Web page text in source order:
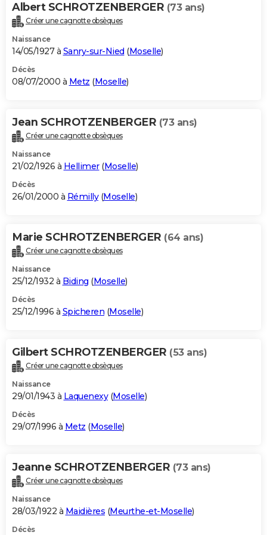
Albert SCHROTZENBERGER (73 ans)
Créer une cagnotte obsèques
Naissance
14/05/1927 à Sanry-sur-Nied (Moselle)
Décès
08/07/2000 à Metz (Moselle)
Jean SCHROTZENBERGER (73 ans)
Créer une cagnotte obsèques
Naissance
21/02/1926 à Hellimer(Moselle)
Décès
26/01/2000 à Rémilly(Moselle)
Marie SCHROTZENBERGER (64 ans)
Créer une cagnotte obsèques
Naissance
25/12/1932 à Biding (Moselle)
Décès
25/12/1996 à Spicheren (Moselle)
Gilbert SCHROTZENBERGER (53 ans)
Créer une cagnotte obsèques
Naissance
29/01/1943 à Laquenexy(Moselle)
Décès
29/07/1996 à Metz (Moselle)
Jeanne SCHROTZENBERGER (73 ans)
Créer une cagnotte obsèques
Naissance
28/03/1922 à Maidières (Meurthe-et-Moselle)
Décès